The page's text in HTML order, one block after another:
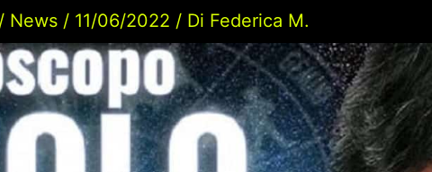
/ News / 11/06/2022 / Di Federica M.